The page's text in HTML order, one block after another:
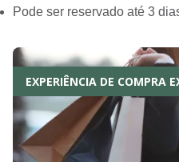
Pode ser reservado até 3
EXPERIÊNCIA DE COMPRA